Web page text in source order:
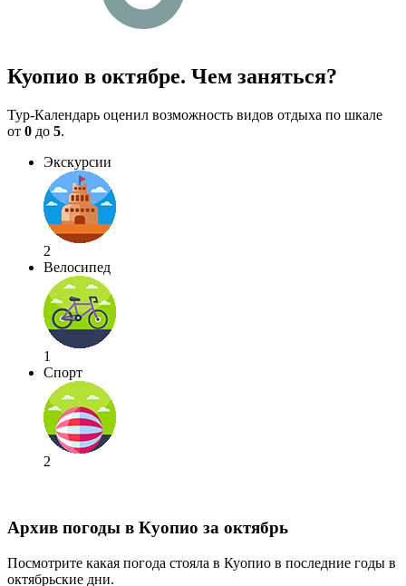
Куопио в октябре. Чем заняться?
Тур-Календарь оценил возможность видов отдыха по шкале
от 0 до 5.
Экскурсии
2
Велосипед
1
Спорт
2
Архив погоды в Куопио за октябрь
Посмотрите какая погода стояла в Куопио в последние годы в
октябрьские дни.